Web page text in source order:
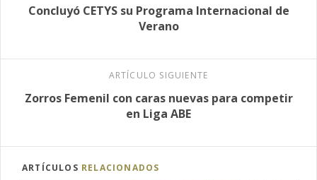
Concluyó CETYS su Programa Internacional de
Verano
ARTÍCULO SIGUIENTE
Zorros Femenil con caras nuevas para competir
en Liga ABE
ARTÍCULOS RELACIONADOS